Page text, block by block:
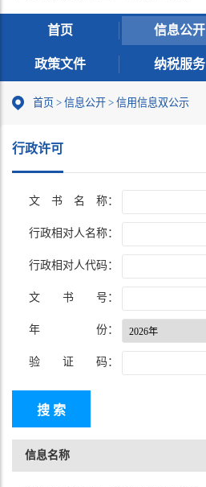
首页 信息公开
政策文件 纳税服务
首页 > 信息公开 > 信用信息双公示
行政许可
文 书 名 称：
行政相对人名称：
行政相对人代码：
文 书 号：
年 份：
验 证 码：
信息名称